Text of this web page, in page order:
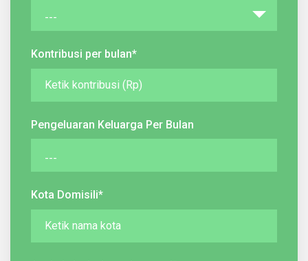
Kontribusi per bulan*
Pengeluaran Keluarga Per Bulan
Kota Domisili*